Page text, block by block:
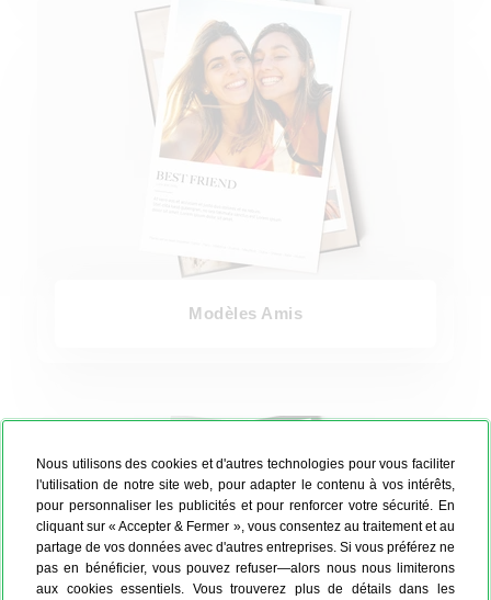
Nous utilisons des cookies et d'autres technologies pour vous faciliter
l'utilisation de notre site web, pour adapter le contenu à vos intérêts,
pour personnaliser les publicités et pour renforcer votre sécurité. En
cliquant sur « Accepter & Fermer », vous consentez au traitement et au
partage de vos données avec d'autres entreprises. Si vous préférez ne
pas en bénéficier, vous pouvez refuser—alors nous nous limiterons
aux cookies essentiels. Vous trouverez plus de détails dans les
Modèles Amis
Modèles Personnalisés